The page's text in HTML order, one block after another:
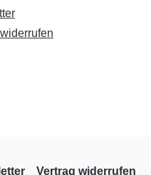
Vertrag widerrufen